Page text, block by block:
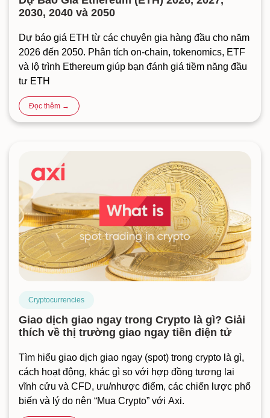
2030, 2040 và 2050
Dự báo giá ETH từ các chuyên gia hàng đầu cho năm
2026 đến 2050. Phân tích on-chain, tokenomics, ETF
và lộ trình Ethereum giúp bạn đánh giá tiềm năng đầu
tư ETH
Đọc thêm →
Cryptocurrencies
Giao dịch giao ngay trong Crypto là gì? Giải
thích về thị trường giao ngay tiền điện tử
Tìm hiểu giao dịch giao ngay (spot) trong crypto là gì,
cách hoạt động, khác gì so với hợp đồng tương lai
vĩnh cửu và CFD, ưu/nhược điểm, các chiến lược phổ
biến và lý do nên “Mua Crypto” với Axi.